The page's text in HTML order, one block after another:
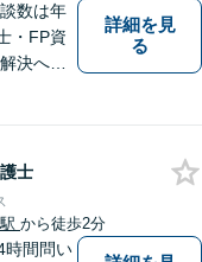
数は年
・FP資
決へは
お任せ
歩1分】
詳細を見
る
士
から徒歩2分
時間問い